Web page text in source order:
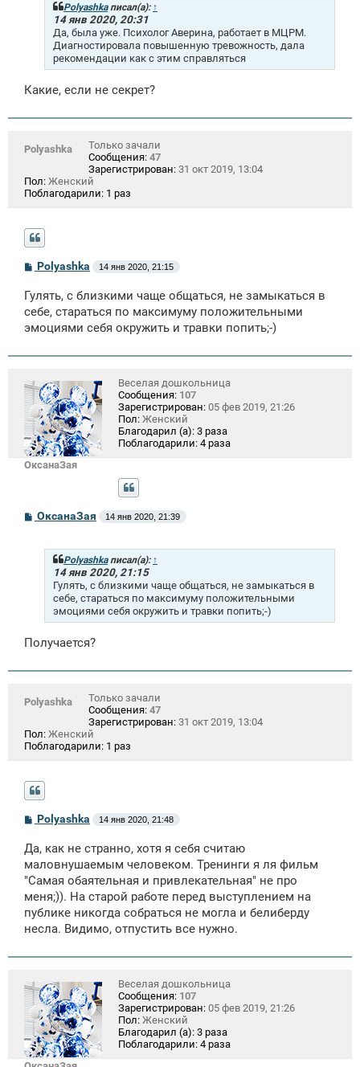
Polyashkaписал(а): ↑
14 янв 2020, 20:31
Да, была уже. Психолог Аверина, работает в МЦРМ.
Диагностировала повышенную тревожность, дала
рекомендации как с этим справляться
Какие, если не секрет?
Polyashka
Только зачали
Сообщения: 47
Зарегистрирован: 31 окт 2019, 13:04
Пол: Женский
Поблагодарили: 1 раз
С
о
б
щ
н
е
Polyashka 14 янв 2020, 21:15
Гулять, с близкими чаще общаться, не замыкаться в
себе, стараться по максимуму положительными
эмоциями себя окружить и травки попить;-)
ОксанаЗая
Веселая дошкольница
Сообщения: 107
Зарегистрирован: 05 фев 2019, 21:26
Пол: Женский
Благодарил (а): 3 раза
Поблагодарили: 4 раза
С
о
ОксанаЗая 14 янв 2020, 21:39
Polyashkaписал(а): ↑
14 янв 2020, 21:15
Гулять, с близкими чаще общаться, не замыкаться в
себе, стараться по максимуму положительными
эмоциями себя окружить и травки попить;-)
Получается?
Polyashka
Только зачали
Сообщения: 47
Зарегистрирован: 31 окт 2019, 13:04
Пол: Женский
Поблагодарили: 1 раз
С
б
щ
е
н
и
е
Polyashka 14 янв 2020, 21:48
Да, как не странно, хотя я себя считаю
маловнушаемым человеком. Тренинги я ля фильм
"Самая обаятельная и привлекательная" не про
меня;)). На старой работе перед выступлением на
публике никогда собраться не могла и белиберду
несла. Видимо, отпустить все нужно.
Веселая дошкольница
Сообщения: 107
Зарегистрирован: 05 фев 2019, 21:26
Пол: Женский
Благодарил (а): 3 раза
Поблагодарили: 4 раза